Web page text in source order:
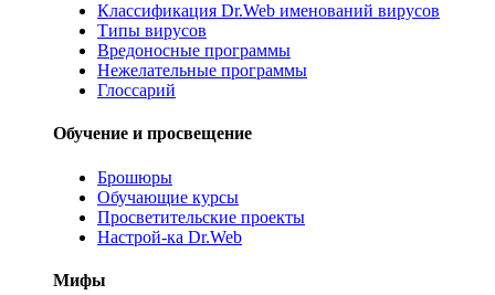
Классификация Dr.Web именований вирусов
Типы вирусов
Вредоносные программы
Нежелательные программы
Глоссарий
Обучение и просвещение
Брошюры
Обучающие курсы
Просветительские проекты
Настрой-ка Dr.Web
Мифы